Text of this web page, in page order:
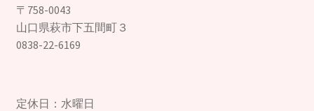
〒758-0043
山口県萩市下五間町３
0838-22-6169
定休日：水曜日